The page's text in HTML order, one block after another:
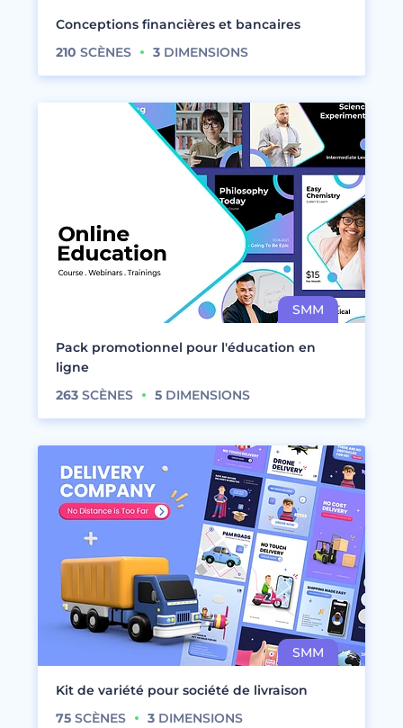
Conceptions financières et bancaires
210 SCÈNES 3 DIMENSIONS
Pack promotionnel pour l'éducation en
ligne
263 SCÈNES 5 DIMENSIONS
Kit de variété pour société de livraison
75 SCÈNES 3 DIMENSIONS